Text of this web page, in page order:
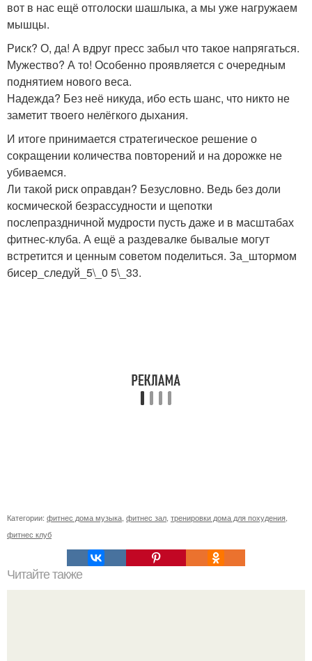
вот в нас ещё отголоски шашлыка, а мы уже нагружаем
мышцы.
Риск? О, да! А вдруг пресс забыл что такое напрягаться.
Мужество? А то! Особенно проявляется с очередным
поднятием нового веса.
Надежда? Без неё никуда, ибо есть шанс, что никто не
заметит твоего нелёгкого дыхания.
И итоге принимается стратегическое решение о
сокращении количества повторений и на дорожке не
убиваемся.
Ли такой риск оправдан? Безусловно. Ведь без доли
космической безрассудности и щепотки
послепраздничной мудрости пусть даже и в масштабах
фитнес-клуба. А ещё а раздевалке бывалые могут
встретится и ценным советом поделиться. За_штормом
бисер_следуй_5\_0 5\_33.
Категории: фитнес дома музыка фитнес зал тренировки дома для похудения
фитнес клуб
Читайте также